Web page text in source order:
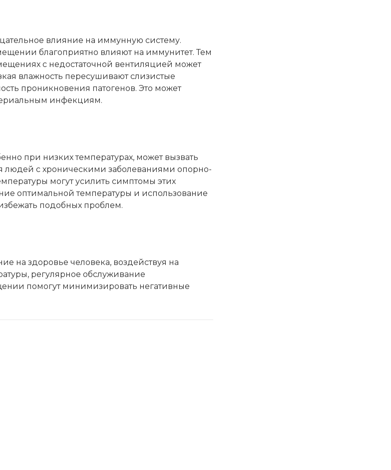
влияние на иммунную систему.
благоприятно влияют на иммунитет. Тем
с недостаточной вентиляцией может
влажность пересушивают слизистые
проникновения патогенов. Это может
инфекциям.
при низких температурах, может вызвать
людей с хроническими заболеваниями опорно-
могут усилить симптомы этих
оптимальной температуры и использование
подобных проблем.
на здоровье человека, воздействуя на
регулярное обслуживание
помогут минимизировать негативные